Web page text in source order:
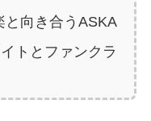
と向き合うASKA
トとファンクラ